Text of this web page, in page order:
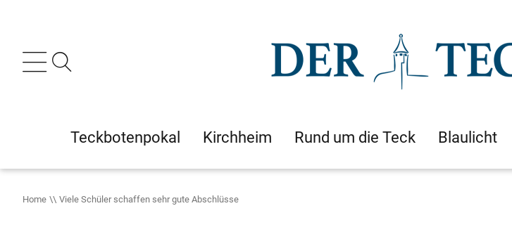
Teckbotenpokal Kirchheim Rund um die Teck Blaulicht
Home Viele Schüler schaffen sehr gute Abschlüsse